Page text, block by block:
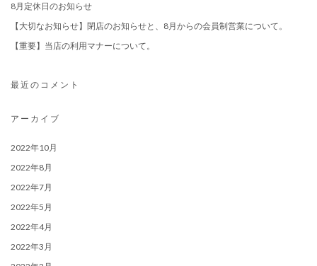
8月定休日のお知らせ
【大切なお知らせ】閉店のお知らせと、8月からの会員制営業について。
【重要】当店の利用マナーについて。
最近のコメント
アーカイブ
2022年10月
2022年8月
2022年7月
2022年5月
2022年4月
2022年3月